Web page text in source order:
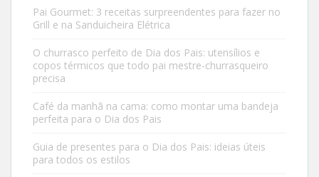
Pai Gourmet: 3 receitas surpreendentes para fazer no
Grill e na Sanduicheira Elétrica
O churrasco perfeito de Dia dos Pais: utensílios e
copos térmicos que todo pai mestre-churrasqueiro
precisa
Café da manhã na cama: como montar uma bandeja
perfeita para o Dia dos Pais
Guia de presentes para o Dia dos Pais: ideias úteis
para todos os estilos